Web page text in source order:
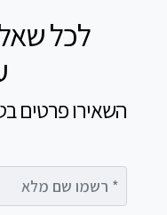
לכל
השאירו פרטים